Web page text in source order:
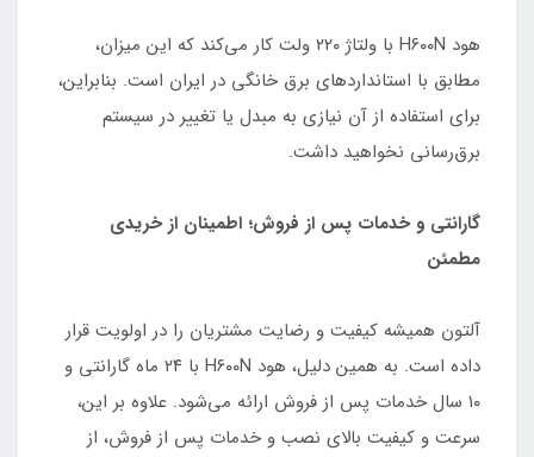
هود H۶۰۰N با ولتاژ ۲۲۰ ولت کار می‌کند که این میزان،
مطابق با استانداردهای برق خانگی در ایران است. بنابراین،
برای استفاده از آن نیازی به مبدل یا تغییر در سیستم
برق‌رسانی نخواهید داشت.
گارانتی و خدمات پس از فروش؛ اطمینان از خریدی
مطمئن
آلتون همیشه کیفیت و رضایت مشتریان را در اولویت قرار
داده است. به همین دلیل، هود H۶۰۰N با ۲۴ ماه گارانتی و
۱۰ سال خدمات پس از فروش ارائه می‌شود. علاوه بر این،
سرعت و کیفیت بالای نصب و خدمات پس از فروش، از